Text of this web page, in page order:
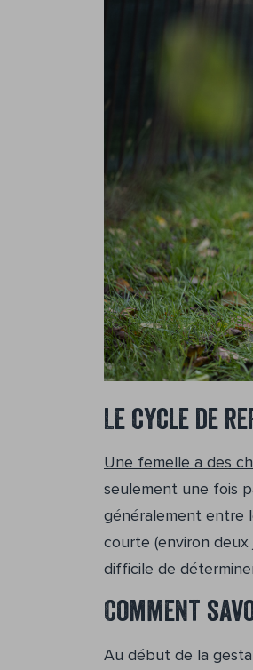
Le cycle de
Une femelle a des
seulement une fois
généralement entre
courte (environ
difficile de
Comment
Au début de la